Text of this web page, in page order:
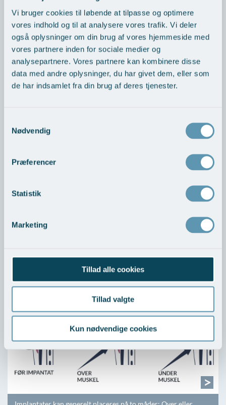
Vi bruger cookies til løbende at tilpasse og optimere
vores indhold og til at analysere vores trafik. Vi deler
også oplysninger om din brug af vores hjemmeside med
vores partnere inden for sociale medier og
analysepartnere. Vores partnere kan kombinere disse
data med andre oplysninger, du har givet dem, eller som
de har indsamlet fra din brug af deres tjenester.
Nødvendig
Præferencer
Statistik
Marketing
Tillad alle cookies
Tillad valgte
Kun nødvendige cookies
Sjælden, men vigtig opmærksomhed
omkring ALCL
Den øgede opmærksomhed omkring kontrol af
brystimplantater skyldes blandt andet, at man
internationalt har identificeret en meget sjælden form for
lymfekræft, som i enkelte tilfælde kan være associeret med
brystimplantater. Tilstanden kaldes ALCL og viser sig typisk
Væskeansamling omkring implantatet
lav – under 0,01 % – og dermed omkring 500 gange lavere
end den generelle risiko for brystkræft. Der er derfor tale om
Vi har ingen ventetid, og din sikkerhed er altid i fokus.
Læs mere om Ultralydseftersyn her >
Over eller under brystmuskel?
>